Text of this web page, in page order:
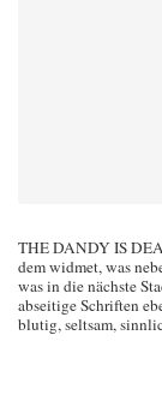
THE DANDY IS
dem widmet, was
was in die nächste
abseitige Schriften
blutig, seltsam,